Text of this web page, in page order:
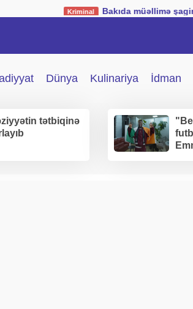
Bakıda müəllimə şagirdi
Dünya Kulinariya İdman
tətbiqinə